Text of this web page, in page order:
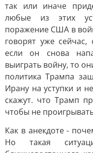
так или иначе
любые из этих
поражение США в
говорят уже
если он снова
выиграть войну, то
политика Трампа
Ирану на уступки и
скажут. что Трамп
чтобы не
Как в анекдоте -
Но такая